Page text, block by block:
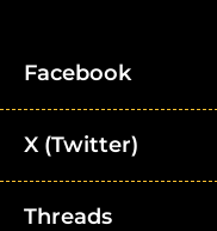
Facebook
X (Twitter)
Threads